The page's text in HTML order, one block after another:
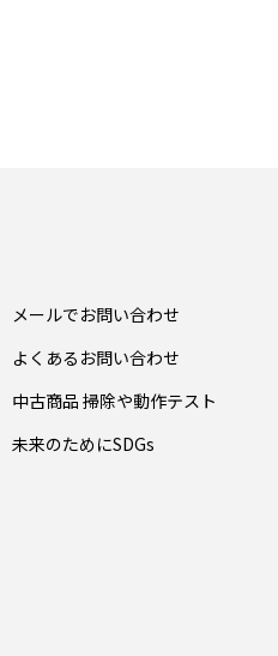
メールでお問い合わせ
よくあるお問い合わせ
中古商品 掃除や動作テスト
未来のためにSDGs